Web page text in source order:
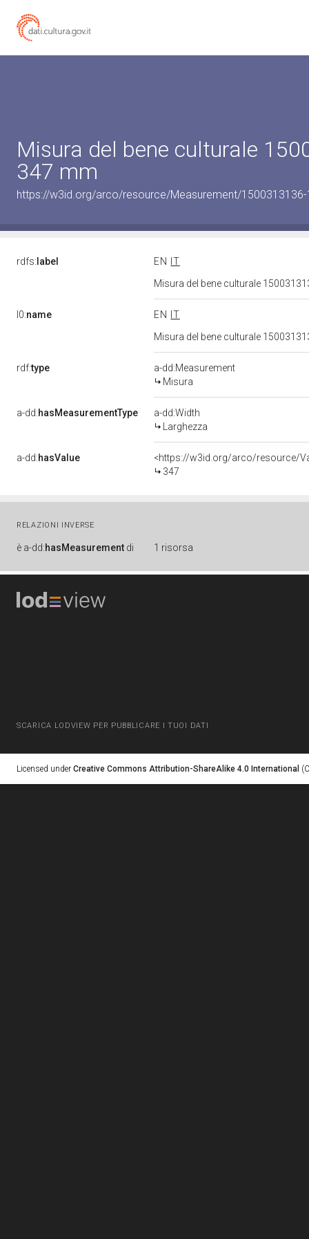
Misura del bene culturale
347 mm
https://w3id.org/arco/resource/Measurement/1500313136-
rdfs: label EN
IT
Misura del bene culturale
l0:name EN
IT
Misura del bene culturale
rdf:type
a-dd:Measurement
Misura
a-dd:hasMeasurementType
a-dd:Width
Larghezza
a-dd:hasValue
<https://w3id.org/arco/resource/
347
RELAZIONI INVERSE
è a-dd:hasMeasurement di 1 risorsa
SCARICA LODVIEW PER PUBBLICARE I TUOI DATI
Licensed under Creative Commons Attribution-ShareAlike 4.0 International